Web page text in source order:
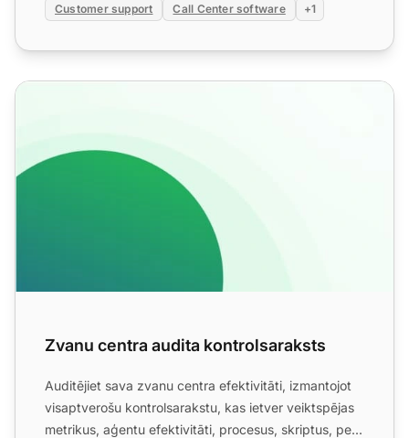
Customer support Call Center software +1
Zvanu centra audita kontrolsaraksts
Zvanu centra audita kontrolsaraksts
Auditējiet sava zvanu centra efektivitāti, izmantojot
visaptverošu kontrolsarakstu, kas ietver veiktspējas
metrikus, aģentu efektivitāti, procesus, skriptus, pe...